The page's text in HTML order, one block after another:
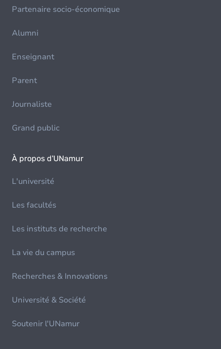
Partenaire socio-économique
Alumni
Enseignant
Parent
Journaliste
Grand public
À propos d'UNamur
L'université
Les facultés
Les instituts de recherche
La vie du campus
Recherches & Innovations
Université & Société
Soutenir l'UNamur